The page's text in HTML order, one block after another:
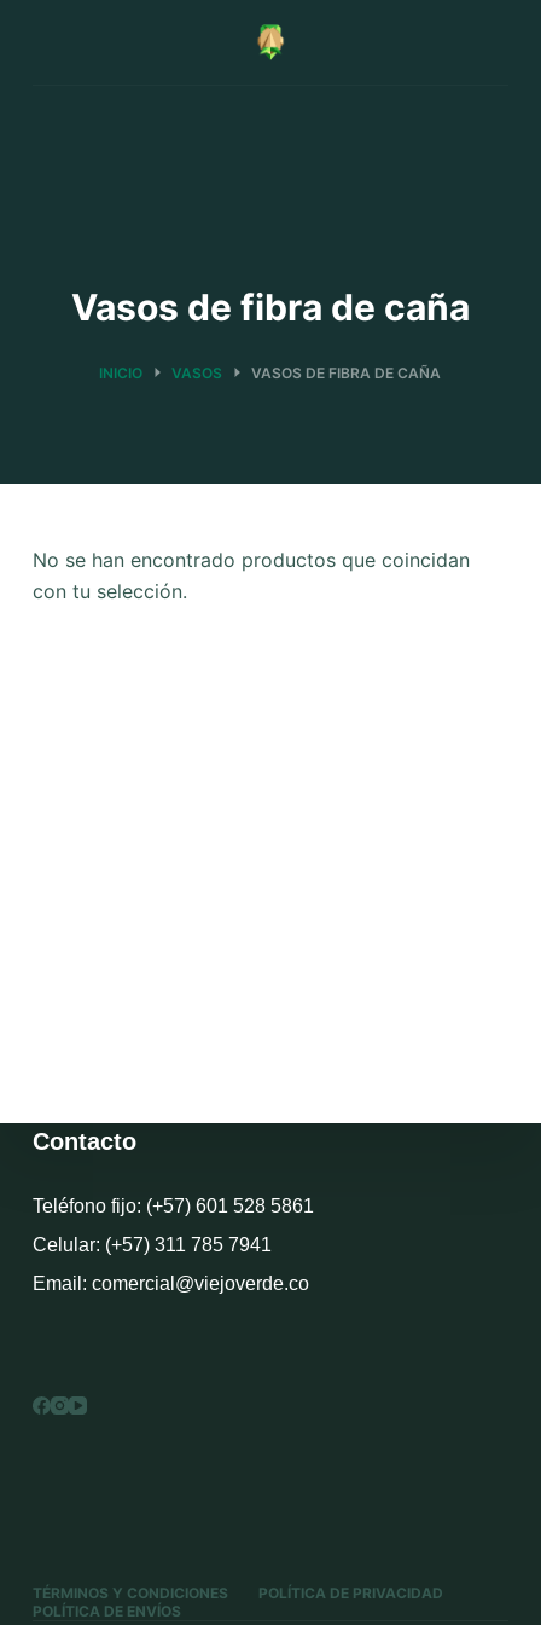
Vasos de fibra de caña
INICIO VASOS VASOS DE FIBRA DE CAÑA
No se han encontrado productos que coincidan
con tu selección.
Contacto
Teléfono fijo: (+57) 601 528 5861
Celular: (+57) 311 785 7941
Email: comercial@viejoverde.co
TÉRMINOS Y CONDICIONES
POLÍTICA DE PRIVACIDAD
POLÍTICA DE ENVÍOS